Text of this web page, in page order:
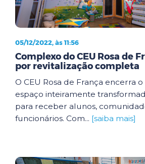
05/12/2022, às 11:56
Complexo do CEU Rosa de
por revitalização completa
O CEU Rosa de França encerra
espaço inteiramente
para receber alunos,
funcionários. Com... [saiba mais]